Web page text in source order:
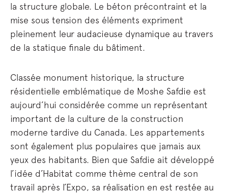
la structure globale. Le béton précontraint et la
mise sous tension des éléments expriment
pleinement leur audacieuse dynamique au travers
de la statique finale du bâtiment.
Classée monument historique, la structure
résidentielle emblématique de Moshe Safdie est
aujourd’hui considérée comme un représentant
important de la culture de la construction
moderne tardive du Canada. Les appartements
sont également plus populaires que jamais aux
yeux des habitants. Bien que Safdie ait développé
l’idée d’Habitat comme thème central de son
travail après l’Expo, sa réalisation en est restée au